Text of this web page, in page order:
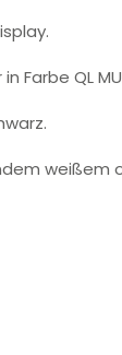
Farbe QL
weißem